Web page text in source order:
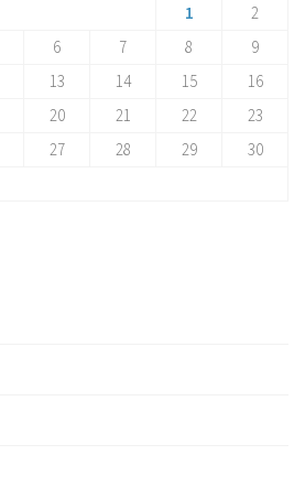
1
2
6 7 8
9
13 14 15
16
20 21 22
23
27 28 29
30